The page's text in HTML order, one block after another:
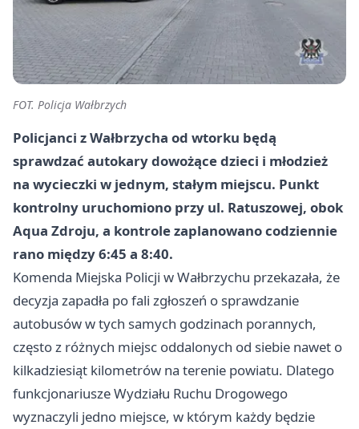
FOT. Policja Wałbrzych
Policjanci z Wałbrzycha od wtorku będą
sprawdzać autokary dowożące dzieci i młodzież
na wycieczki w jednym, stałym miejscu. Punkt
kontrolny uruchomiono przy ul. Ratuszowej, obok
Aqua Zdroju, a kontrole zaplanowano codziennie
rano między 6:45 a 8:40.
Komenda Miejska Policji w Wałbrzychu przekazała, że
decyzja zapadła po fali zgłoszeń o sprawdzanie
autobusów w tych samych godzinach porannych,
często z różnych miejsc oddalonych od siebie nawet o
kilkadziesiąt kilometrów na terenie powiatu. Dlatego
funkcjonariusze Wydziału Ruchu Drogowego
wyznaczyli jedno miejsce, w którym każdy będzie